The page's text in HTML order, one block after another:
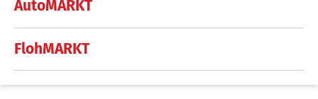
AutoMARKT
FlohMARKT